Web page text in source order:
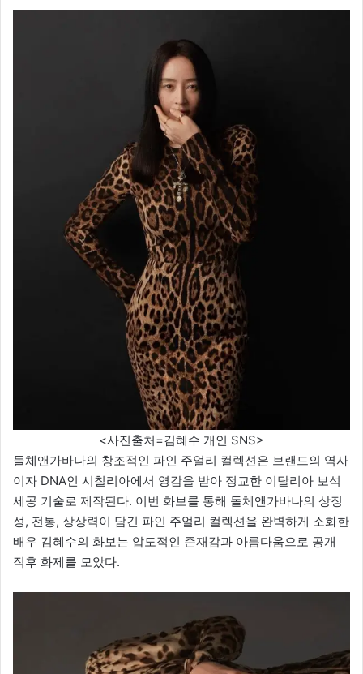
<사진출처=김혜수 개인 SNS>
돌체앤가바나의 창조적인 파인 주얼리 컬렉션은 브랜드의 역사
이자 DNA인 시칠리아에서 영감을 받아 정교한 이탈리아 보석
세공 기술로 제작된다. 이번 화보를 통해 돌체앤가바나의 상징
성, 전통, 상상력이 담긴 파인 주얼리 컬렉션을 완벽하게 소화한
배우 김혜수의 화보는 압도적인 존재감과 아름다움으로 공개
직후 화제를 모았다.